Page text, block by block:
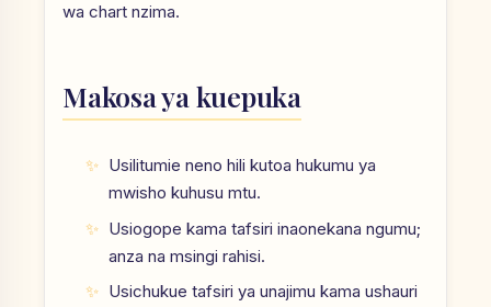
wa chart nzima.
Makosa ya kuepuka
Usilitumie neno hili kutoa hukumu ya
mwisho kuhusu mtu.
Usiogope kama tafsiri inaonekana ngumu;
anza na msingi rahisi.
Usichukue tafsiri ya unajimu kama ushauri